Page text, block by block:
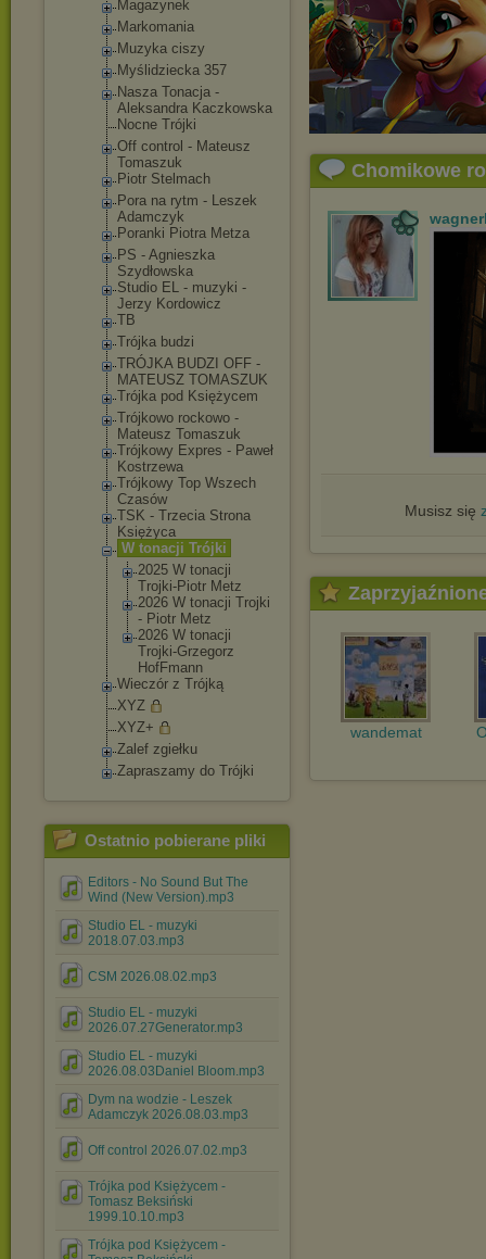
Magazynek
Markomania
Muzyka ciszy
Myślidziecka 357
Nasza Tonacja -
Aleksandra Kaczkowska
Nocne Trójki
Off control - Mateusz
Tomaszuk
Piotr Stelmach
Pora na rytm - Leszek
Adamczyk
Poranki Piotra Metza
PS - Agnieszka
Szydłowska
Studio EL - muzyki -
Jerzy Kordowicz
TB
Trójka budzi
TRÓJKA BUDZI OFF -
MATEUSZ TOMASZUK
Trójka pod Księżycem
Trójkowo rockowo -
Mateusz Tomaszuk
Trójkowy Expres - Paweł
Kostrzewa
Trójkowy Top Wszech
Czasów
TSK - Trzecia Strona
Księżyca
W tonacji Trójki
2025 W tonacji
Trojki-Piotr Metz
2026 W tonacji Trojki
- Piotr Metz
2026 W tonacji
Trojki-Grzegorz
HofFmann
Wieczór z Trójką
XYZ
XYZ+
Zalef zgiełku
Zapraszamy do Trójki
Ostatnio pobierane pliki
Editors - No Sound But The
Wind (New Version).mp3
Studio EL - muzyki
2018.07.03.mp3
CSM 2026.08.02.mp3
Studio EL - muzyki
2026.07.27Generator.mp3
Studio EL - muzyki
2026.08.03Daniel Bloom.mp3
Dym na wodzie - Leszek
Adamczyk 2026.08.03.mp3
Off control 2026.07.02.mp3
Trójka pod Księżycem -
Tomasz Beksiński
1999.10.10.mp3
Trójka pod Księżycem -
Chomikowe
Musisz się
wandemat